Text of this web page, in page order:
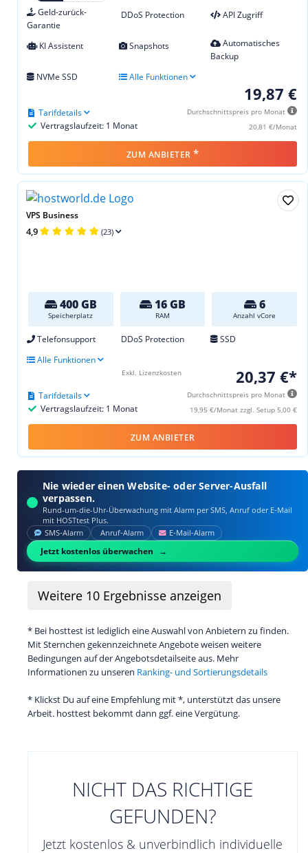
Geld-zurück-
Garantie
DDoS Protection API Zugriff
KI Assistent Snapshots
Automatisches
Backup
NVMe SSD
Alle Funktionen
19,87 €
Durchschnittspreis pro Monat
20,81 €/Monat
Vertragslaufzeit: 1 Monat
Tarifdetails
ZUM ANBIETER *
VPS Business
4,9 (23)
400 GB
Speicherplatz
16 GB
RAM
6
Anzahl vCore
Telefonsupport DDoS Protection
SSD
Alle Funktionen
20,37 €*
Durchschnittspreis pro Monat
19,95 €/Monat zzgl. Setup 5,00 €
Vertragslaufzeit: 1 Monat
Tarifdetails
Exkl. Lizenzkosten
ZUM ANBIETER
Nie wieder einen Website- oder Server-Ausfall
verpassen.
Rund-um-die-Uhr-Überwachung mit Alarm per SMS, Anruf oder E‑Mail
mit HOSTtest Plus.
SMS‑Alarm Anruf‑Alarm E‑Mail‑Alarm
Jetzt kostenlos überwachen
Weitere 10 Ergebnisse anzeigen
* Bei hosttest ist lediglich eine Auswahl von Anbietern zu finden.
Mit Sternchen gekennzeichnete Angebote weisen weitere
Bedingungen auf der Angebotsdetailseite aus. Mehr
Informationen zu unseren Ranking- und Sortierungsdetails
* Klickst Du auf eine Empfehlung mit *, unterstützt das unsere
Arbeit. hosttest bekommt dann ggf. eine Vergütung.
NICHT DAS RICHTIGE
GEFUNDEN?
Jetzt kostenlos & unverbindlich individuelle